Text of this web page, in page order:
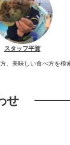
スタッフ平賀
、美味しい食べ方を模
せ